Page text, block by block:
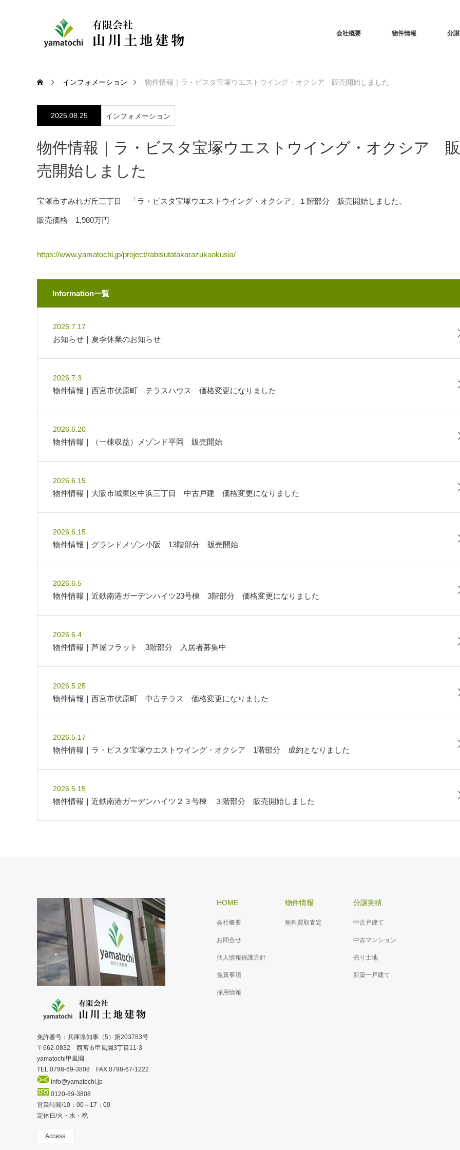
会社概要 物件情報 分
インフォメーション 物件情報｜ラ・ビスタ宝塚ウエストウイング・オクシア 販売開始しました
2025.08.25 インフォメーション
物件情報｜ラ・ビスタ宝塚ウエストウイング・オクシア 販
売開始しました
宝塚市すみれガ丘三丁目 「ラ・ビスタ宝塚ウエストウイング・オクシア」１階部分 販売開始しました。
販売価格 1,980万円
https://www.yamatochi.jp/project/rabisutatakarazukaokusia/
Information一覧
2026.7.17
お知らせ｜夏季休業のお知らせ
2026.7.3
物件情報｜西宮市伏原町 テラスハウス 価格変更になりました
2026.6.20
物件情報｜（一棟収益）メゾンド平岡 販売開始
2026.6.15
物件情報｜大阪市城東区中浜三丁目 中古戸建 価格変更になりました
2026.6.15
物件情報｜グランドメゾン小阪 13階部分 販売開始
2026.6.5
物件情報｜近鉄南港ガーデンハイツ23号棟 3階部分 価格変更になりました
2026.6.4
物件情報｜芦屋フラット 3階部分 入居者募集中
2026.5.25
物件情報｜西宮市伏原町 中古テラス 価格変更になりました
2026.5.17
物件情報｜ラ・ビスタ宝塚ウエストウイング・オクシア 1階部分 成約となりました
2026.5.15
物件情報｜近鉄南港ガーデンハイツ２３号棟 ３階部分 販売開始しました
HOME
会社概要
お問合せ
個人情報保護方針
免責事項
採用情報
物件情報
無料買取査定
分譲実績
中古戸建て
中古マンション
売り土地
新築一戸建て
免許番号：兵庫県知事（5）第203783号
〒662-0832 西宮市甲風園3丁目11-3
yamatochi甲風園
TEL:0798-69-3808 FAX:0798-67-1222
info@yamatochi.jp
0120-69-3808
営業時間/10：00～17：00
定休日/火・水・祝
Access